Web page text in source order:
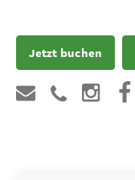
Jetzt buchen